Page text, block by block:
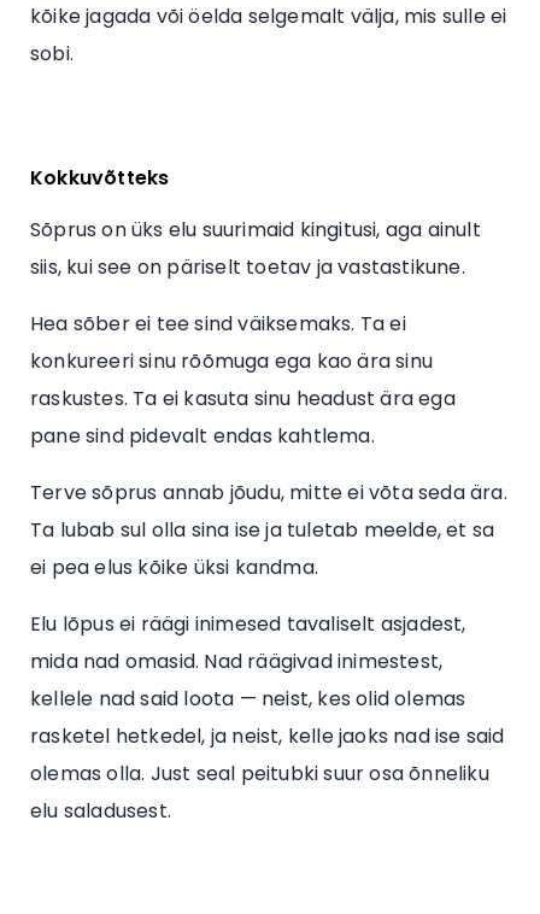
kõike jagada või öelda selgemalt välja, mis sulle ei
sobi.
Kokkuvõtteks
Sõprus on üks elu suurimaid kingitusi, aga ainult
siis, kui see on päriselt toetav ja vastastikune.
Hea sõber ei tee sind väiksemaks. Ta ei
konkureeri sinu rõõmuga ega kao ära sinu
raskustes. Ta ei kasuta sinu headust ära ega
pane sind pidevalt endas kahtlema.
Terve sõprus annab jõudu, mitte ei võta seda ära.
Ta lubab sul olla sina ise ja tuletab meelde, et sa
ei pea elus kõike üksi kandma.
Elu lõpus ei räägi inimesed tavaliselt asjadest,
mida nad omasid. Nad räägivad inimestest,
kellele nad said loota — neist, kes olid olemas
rasketel hetkedel, ja neist, kelle jaoks nad ise said
olemas olla. Just seal peitubki suur osa õnneliku
elu saladusest.